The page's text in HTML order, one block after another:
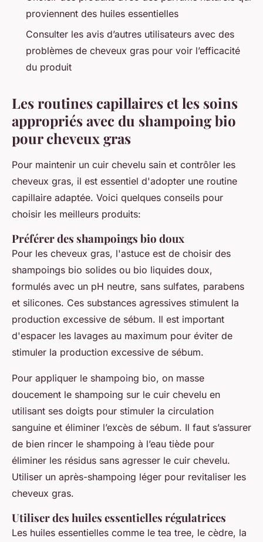
proviennent des huiles essentielles
Consulter les avis d’autres utilisateurs avec des
problèmes de cheveux gras pour voir l’efficacité
du produit
Les routines capillaires et les soins
appropriés avec du shampoing bio
pour cheveux gras
Pour maintenir un cuir chevelu sain et contrôler les
cheveux gras, il est essentiel d'adopter une routine
capillaire adaptée. Voici quelques conseils pour
choisir les meilleurs produits:
Préférer des shampoings bio doux
Pour les cheveux gras, l'astuce est de choisir des
shampoings bio solides ou bio liquides doux,
formulés avec un pH neutre, sans sulfates, parabens
et silicones. Ces substances agressives stimulent la
production excessive de sébum. Il est important
d'espacer les lavages au maximum pour éviter de
stimuler la production excessive de sébum.
Pour appliquer le shampoing bio, on masse
doucement le shampoing sur le cuir chevelu en
utilisant ses doigts pour stimuler la circulation
sanguine et éliminer l’excès de sébum. Il faut s’assurer
de bien rincer le shampoing à l’eau tiède pour
éliminer les résidus sans agresser le cuir chevelu.
Utiliser un après-shampoing léger pour revitaliser les
cheveux gras.
Utiliser des huiles essentielles régulatrices
Les huiles essentielles comme le tea tree, le cèdre, la